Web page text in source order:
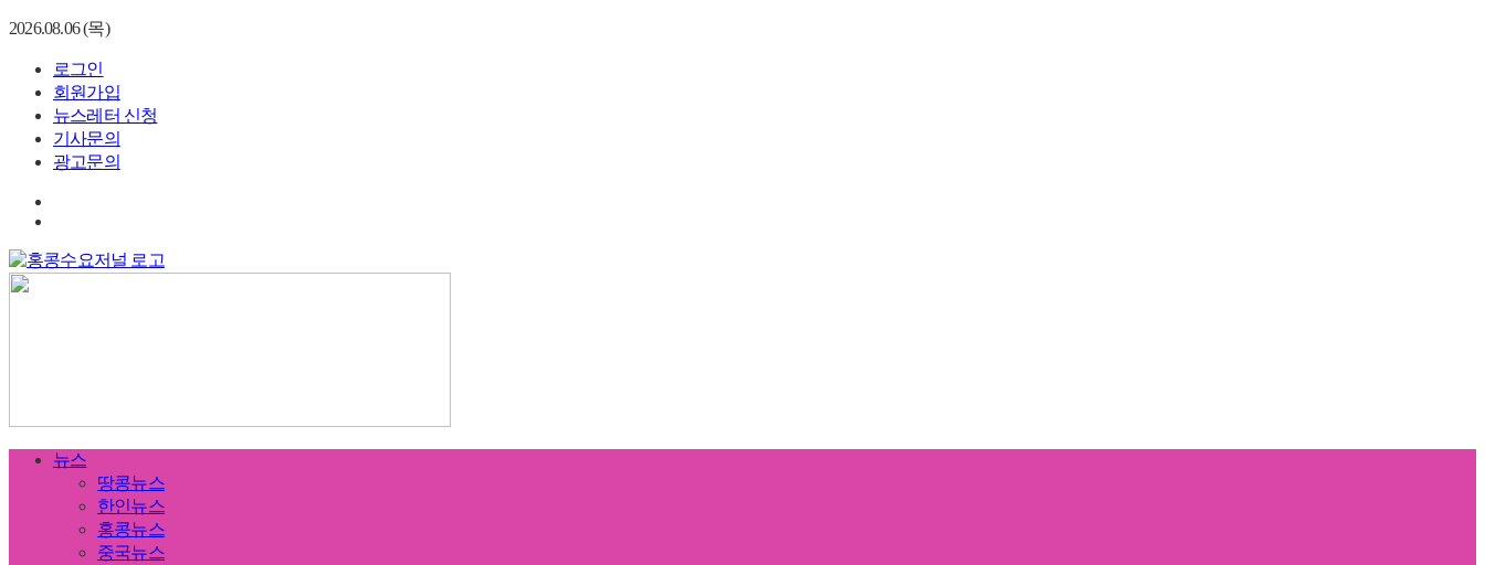
2026.08.06 (목)
로그인
회원가입
뉴스레터 신청
기사문의
광고문의
뉴스
땅콩뉴스
한인뉴스
홍콩뉴스
중국뉴스